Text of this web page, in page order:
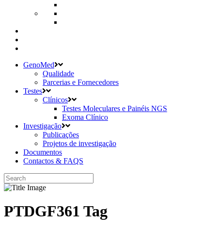
GenoMed
Qualidade
Parcerias e Fornecedores
Testes
Clínicos
Testes Moleculares e Painéis NGS
Exoma Clínico
Investigação
Publicações
Projetos de investigação
Documentos
Contactos & FAQS
PTDGF361 Tag